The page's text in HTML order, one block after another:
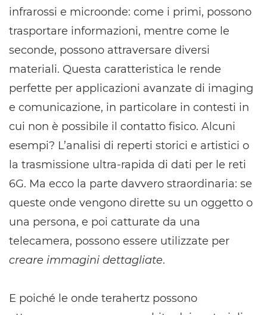
infrarossi e microonde: come i primi, possono
trasportare informazioni, mentre come le
seconde, possono attraversare diversi
materiali. Questa caratteristica le rende
perfette per applicazioni avanzate di imaging
e comunicazione, in particolare in contesti in
cui non è possibile il contatto fisico. Alcuni
esempi? L’analisi di reperti storici e artistici o
la trasmissione ultra-rapida di dati per le reti
6G. Ma ecco la parte davvero straordinaria: se
queste onde vengono dirette su un oggetto o
una persona, e poi catturate da una
telecamera, possono essere utilizzate per
creare immagini dettagliate.
E poiché le onde terahertz possono